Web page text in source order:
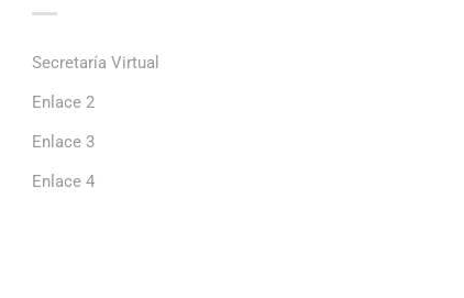
Secretaría Virtual
Enlace 2
Enlace 3
Enlace 4